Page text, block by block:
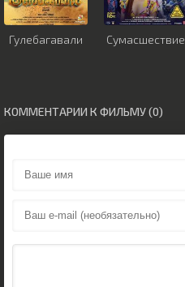
Гулебагавали Сумасшествие
КОММЕНТАРИИ К ФИЛЬМУ (0)